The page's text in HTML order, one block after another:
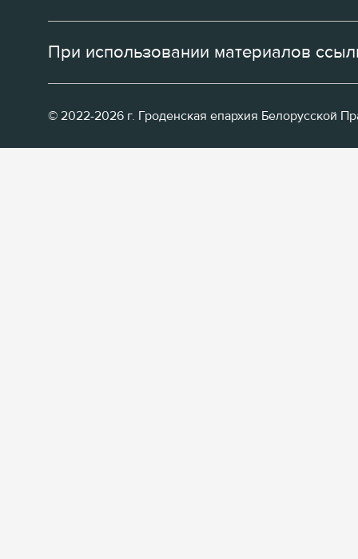
При использовании материалов
© 2022-2026 г. Гроденская епархия Белорусской